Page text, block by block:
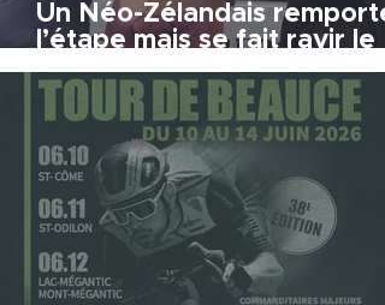
Un Néo-Zélandais remporte
l’étape mais se fait ravir le
maillot jaune